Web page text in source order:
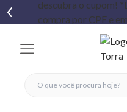
fechar menu
fechar menu
favoritos